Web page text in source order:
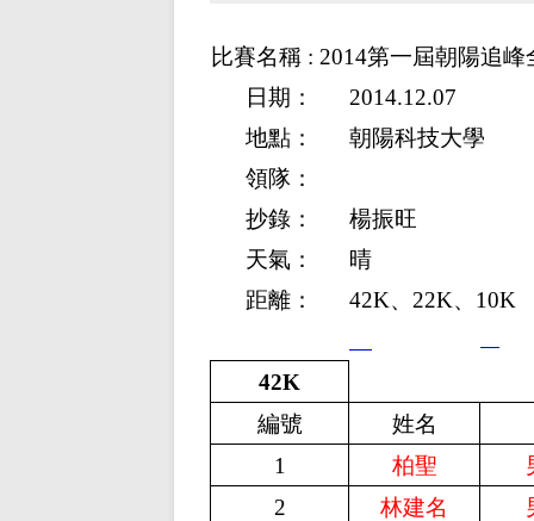
比賽名稱 : 2014第一屆朝陽追
日期：
2014.12.07
地點：
朝陽科技大學
領隊：
抄錄：
楊振旺
天氣：
晴
距離：
42K、22K、10K
42K
編號
姓名
1
柏聖
2
林建名